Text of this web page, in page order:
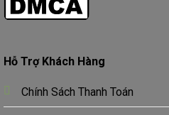
Hỗ Trợ Khách Hàng
Chính Sách Thanh Toán